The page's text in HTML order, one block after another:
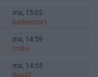
ma, 15:02
badsector1
ma, 14:59
tmike
ma, 14:55
Bpali2